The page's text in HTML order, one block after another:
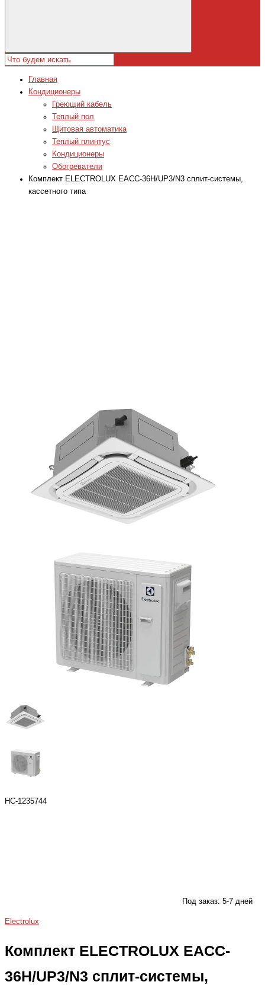
Главная
Кондиционеры
Греющий кабель
Теплый пол
Щитовая автоматика
Теплый плинтус
Кондиционеры
Обогреватели
Комплект ELECTROLUX EACC-36H/UP3/N3 сплит-системы,
кассетного типа
НС-1235744
Под заказ: 5-7 дней
Electrolux
Комплект ELECTROLUX EACC-
36H/UP3/N3 сплит-системы,